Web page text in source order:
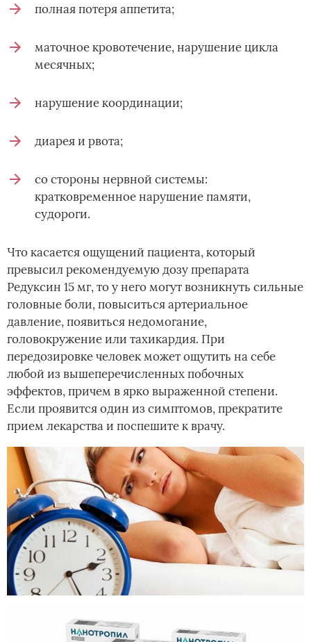
полная потеря аппетита;
маточное кровотечение, нарушение цикла
месячных;
нарушение координации;
диарея и рвота;
со стороны нервной системы:
кратковременное нарушение памяти,
судороги.
Что касается ощущений пациента, который
превысил рекомендуемую дозу препарата
Редуксин 15 мг, то у него могут возникнуть сильные
головные боли, повыситься артериальное
давление, появиться недомогание,
головокружение или тахикардия. При
передозировке человек может ощутить на себе
любой из вышеперечисленных побочных
эффектов, причем в ярко выраженной степени.
Если проявится один из симптомов, прекратите
прием лекарства и поспешите к врачу.